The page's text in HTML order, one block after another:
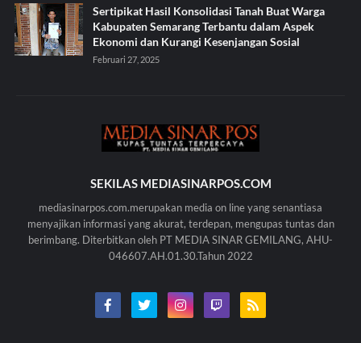
Sertipikat Hasil Konsolidasi Tanah Buat Warga
Kabupaten Semarang Terbantu dalam Aspek
Ekonomi dan Kurangi Kesenjangan Sosial
Februari 27, 2025
SEKILAS MEDIASINARPOS.COM
mediasinarpos.com.merupakan media on line yang senantiasa
menyajikan informasi yang akurat, terdepan, mengupas tuntas dan
berimbang. Diterbitkan oleh PT MEDIA SINAR GEMILANG, AHU-
046607.AH.01.30.Tahun 2022